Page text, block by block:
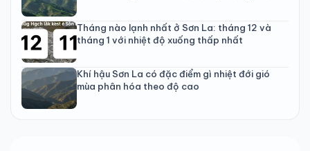
Tháng nào lạnh nhất ở Sơn La: tháng 12 và
tháng 1 với nhiệt độ xuống thấp nhất
Khí hậu Sơn La có đặc điểm gì nhiệt đới gió
mùa phân hóa theo độ cao